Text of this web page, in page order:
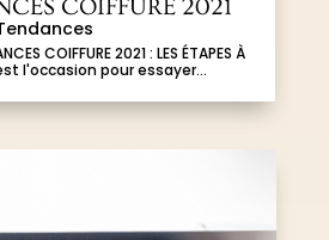
COIFFURE 2021
COIFFURE 2021 : LES ÉTAPES À
l'occasion pour essayer...